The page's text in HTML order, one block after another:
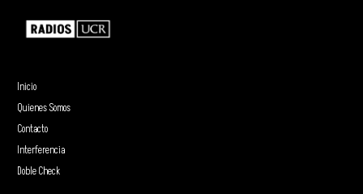
Inicio
Quienes Somos
Contacto
Interferencia
Doble Check